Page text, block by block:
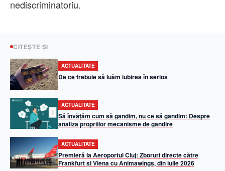
nediscriminatoriu.
CITEȘTE ȘI
ACTUALITATE
De ce trebuie să luăm iubirea în serios
ACTUALITATE
Să învățăm cum să gândim, nu ce să gândim: Despre
analiza propriilor mecanisme de gândire
ACTUALITATE
Premieră la Aeroportul Cluj: Zboruri directe către
Frankfurt și Viena cu Animawings, din iulie 2026